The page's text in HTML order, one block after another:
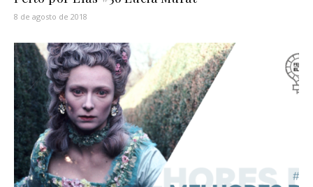
8 de agosto de 2018